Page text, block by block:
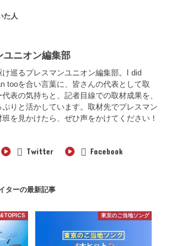
た人
ユニオン編集部
け巡るプレスマンユニオン編集部。I did
tooを合い言葉に、皆さんの代表として取
表の気持ちと、記者目線での取材成果を、
りと活かしています。取材先でプレスマン
を見かけたら、ぜひ声をかけてください！
Twitter Facebook
ターの最新記事
東京のご当地ソング